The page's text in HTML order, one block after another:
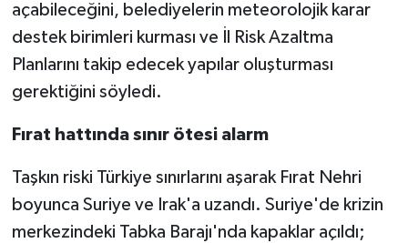
açabileceğini, belediyelerin meteorolojik karar
destek birimleri kurması ve İl Risk Azaltma
Planlarını takip edecek yapılar oluşturması
gerektiğini söyledi.
Fırat hattında sınır ötesi alarm
Taşkın riski Türkiye sınırlarını aşarak Fırat Nehri
boyunca Suriye ve Irak'a uzandı. Suriye'de krizin
merkezindeki Tabka Barajı'nda kapaklar açıldı;